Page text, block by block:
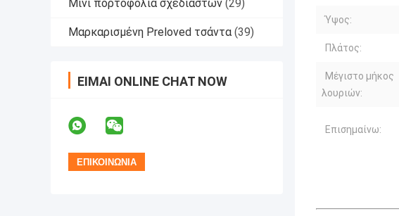
Μίνι πορτοφόλια σχεδιαστών (29)
Μαρκαρισμένη Preloved τσάντα (39)
ΕΊΜΑΙ ONLINE CHAT NOW
Ύψος:
Πλάτος:
Μέγιστο μήκος
λουριών:
Επισημαίνω: